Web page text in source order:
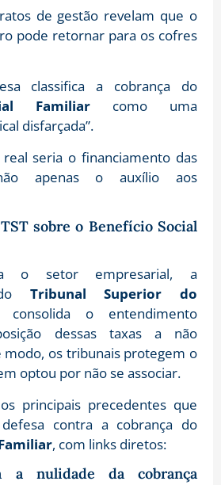
de gestão revelam que o
pode retornar para os cofres
classifica a cobrança do
Familiar como uma
disfarçada”.
seria o financiamento das
apenas o auxílio aos
sobre o Benefício Social
o setor empresarial, a
Tribunal Superior do
consolida o entendimento
dessas taxas a não
modo, os tribunais protegem o
optou por não se associar.
principais precedentes que
contra a cobrança do
, com links diretos:
a nulidade da cobrança